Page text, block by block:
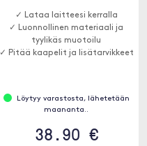
✓ Lataa laitteesi kerralla
✓ Luonnollinen materiaali ja
tyylikäs muotoilu
✓ Pitää kaapelit ja lisätarvikkeet
Löytyy varastosta, lähetetään
maananta..
38.90 €